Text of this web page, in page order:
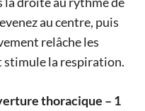
au centre, puis
relâche les
stimule la respiration.
thoracique – 1